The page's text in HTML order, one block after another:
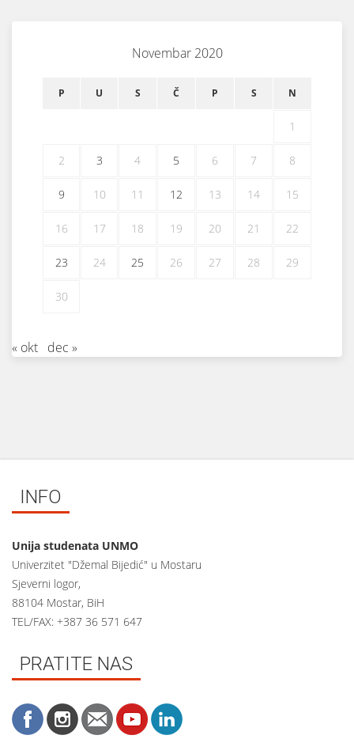
Novembar 2020
P U S Č P S N
1
2 3 4 5 6 7 8
9 10 11 12 13 14 15
16 17 18 19 20 21 22
23 24 25 26 27 28 29
30
« okt dec »
INFO
Unija studenata UNMO
Univerzitet "Džemal Bijedić" u Mostaru
Sjeverni logor,
88104 Mostar, BiH
TEL/FAX: +387 36 571 647
PRATITE NAS